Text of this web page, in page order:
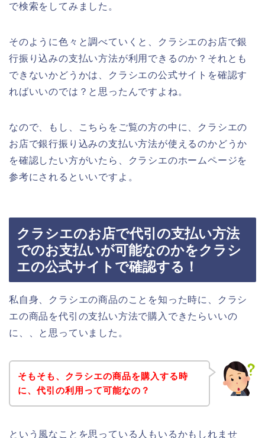
で検索をしてみました。
そのように色々と調べていくと、クラシエのお店で銀
行振り込みの支払い方法が利用できるのか？それとも
できないかどうかは、クラシエの公式サイトを確認す
ればいいのでは？と思ったんですよね。
なので、もし、こちらをご覧の方の中に、クラシエの
お店で銀行振り込みの支払い方法が使えるのかどうか
を確認したい方がいたら、クラシエのホームページを
参考にされるといいですよ。
クラシエのお店で代引の支払い方法
でのお支払いが可能なのかをクラシ
エの公式サイトで確認する！
私自身、クラシエの商品のことを知った時に、クラシ
エの商品を代引の支払い方法で購入できたらいいの
に、、と思っていました。
そもそも、クラシエの商品を購入する時
に、代引の利用って可能なの？
という風なことを思っている人もいるかもしれませ